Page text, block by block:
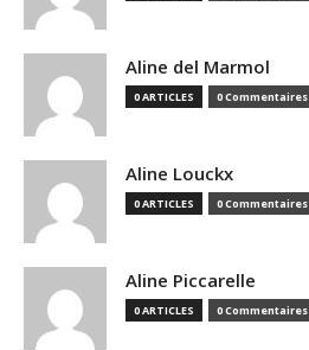
Aline del Marmol
0 ARTICLES 0 Commentaires
Aline Louckx
0 ARTICLES 0 Commentaires
Aline Piccarelle
0 ARTICLES 0 Commentaires